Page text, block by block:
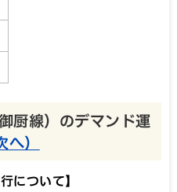
厨線）のデマンド運
へ）
について】